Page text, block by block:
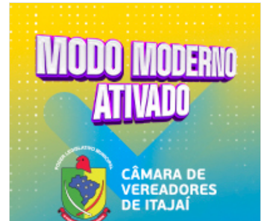
06/08/2026 | 18:18
Programa de IST/Aids e Hepatites Virais faz testagem rápida em frente
ao CIS